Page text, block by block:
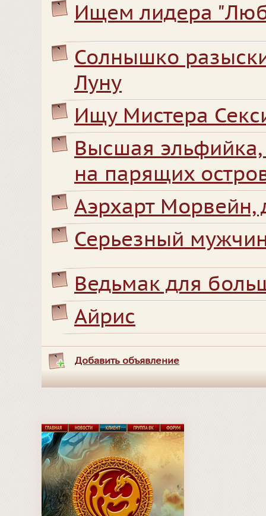
Ищем лидера
Солнышко
Луну
Ищу Мистера
Высшая эльфийка,
на парящих
Аэрхарт Морвейн,
Серьезный
Ведьмак для
Айрис
Добавить объявление